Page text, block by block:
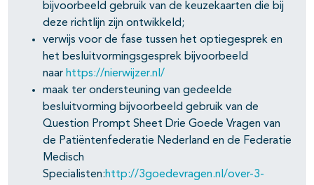
bijvoorbeeld gebruik van de keuzekaarten die bij
deze richtlijn zijn ontwikkeld;
verwijs voor de fase tussen het optiegesprek en
het besluitvormingsgesprek bijvoorbeeld
naar https://nierwijzer.nl/
maak ter ondersteuning van gedeelde
besluitvorming bijvoorbeeld gebruik van de
Question Prompt Sheet Drie Goede Vragen van
de Patiëntenfederatie Nederland en de Federatie
Medisch
Specialisten:http://3goedevragen.nl/over-3-